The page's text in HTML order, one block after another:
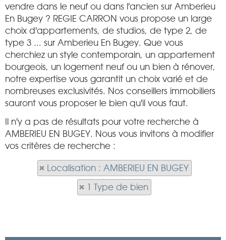
vendre dans le neuf ou dans l'ancien sur Amberieu
En Bugey ? REGIE CARRON vous propose un large
choix d'appartements, de studios, de type 2, de
type 3 ... sur Amberieu En Bugey. Que vous
cherchiez un style contemporain, un appartement
bourgeois, un logement neuf ou un bien à rénover,
notre expertise vous garantit un choix varié et de
nombreuses exclusivités. Nos conseillers immobiliers
sauront vous proposer le bien qu'il vous faut.
Il n'y a pas de résultats pour votre recherche à
AMBERIEU EN BUGEY. Nous vous invitons à modifier
vos critères de recherche :
Localisation : AMBERIEU EN BUGEY
1 Type de bien